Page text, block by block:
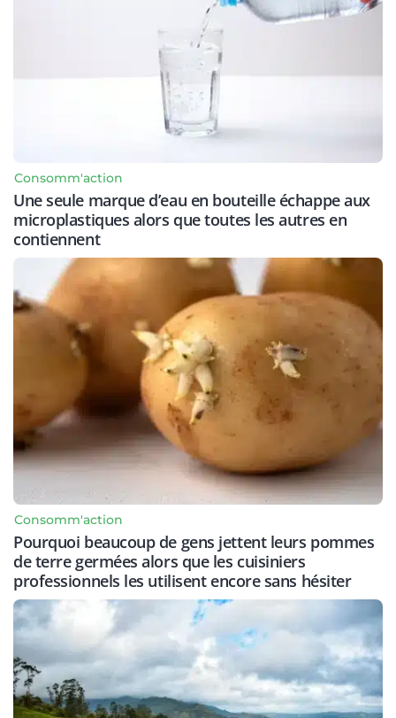
Consomm'action
Une seule marque d’eau en bouteille échappe aux
microplastiques alors que toutes les autres en
contiennent
Consomm'action
Pourquoi beaucoup de gens jettent leurs pommes
de terre germées alors que les cuisiniers
professionnels les utilisent encore sans hésiter